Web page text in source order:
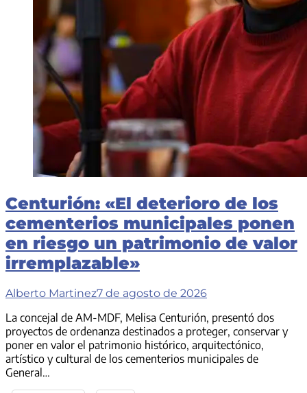
Centurión: «El deterioro de los
cementerios municipales ponen
en riesgo un patrimonio de valor
irremplazable»
Alberto Martinez7 de agosto de 2026
La concejal de AM-MDF, Melisa Centurión, presentó dos
proyectos de ordenanza destinados a proteger, conservar y
poner en valor el patrimonio histórico, arquitectónico,
artístico y cultural de los cementerios municipales de
General…